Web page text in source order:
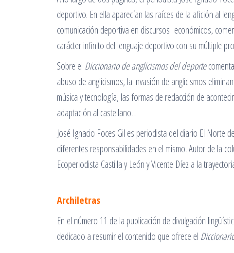
deportivo. En ella aparecían las raíces de la afición al
comunicación deportiva en discursos económicos,
carácter infinito del lenguaje deportivo con su múltiple
Sobre el Diccionario de anglicismos del deporte
abuso de anglicismos, la invasión de anglicismos
música y tecnología, las formas de redacción de
adaptación al castellano…
José Ignacio Foces Gil es periodista del diario El Norte
diferentes responsabilidades en el mismo. Autor de la
Ecoperiodista Castilla y León y Vicente Díez a la
Archiletras
En el número 11 de la publicación de divulgación
dedicado a resumir el contenido que ofrece el